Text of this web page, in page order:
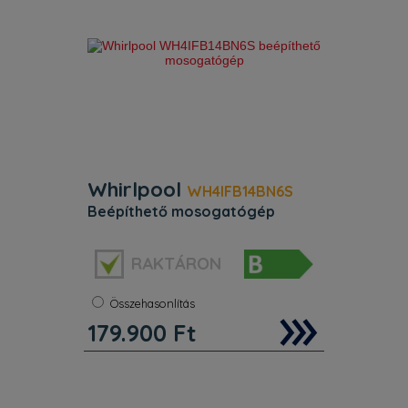
Whirlpool WH4IFB14BN6S
beépíthető mosogatógép
Energiaosztály:
B
Melegvízre köthető: Nem
Teríték:
Beépíthetőség: Integrálható
Szélesség: 60 cm
Whirlpool integrált mosogatógép
jellemzői: ezüst szín. Kiemelkedő B
RAKTÁRON
Összehasonlítás
179.900 Ft